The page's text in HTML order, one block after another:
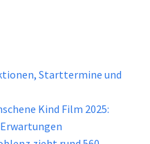
Starttermine und
Kind Film 2025: